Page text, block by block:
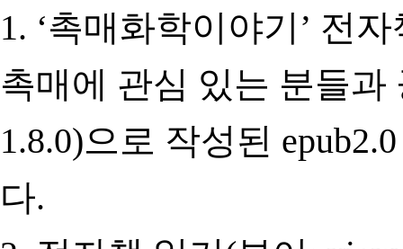
1. ‘촉매화학이야기’ 전
촉매에 관심 있는 분들과
1.8.0)으로 작성된
다.